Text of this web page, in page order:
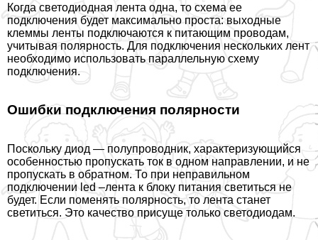
Когда светодиодная лента одна, то схема ее
подключения будет максимально проста: выходные
клеммы ленты подключаются к питающим проводам,
учитывая полярность. Для подключения нескольких лент
необходимо использовать параллельную схему
подключения.
Ошибки подключения полярности
Поскольку диод — полупроводник, хаpaктеризующийся
особенностью пропускать ток в одном направлении, и не
пропускать в обратном. То при неправильном
подключении led –лента к блоку питания светиться не
будет. Если поменять полярность, то лента станет
светиться. Это качество присуще только светодиодам.